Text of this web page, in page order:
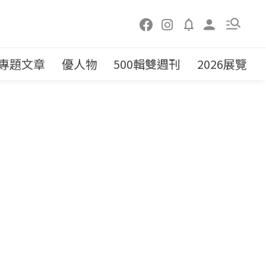
題文章 優人物 500輯雙週刊 2026展覽